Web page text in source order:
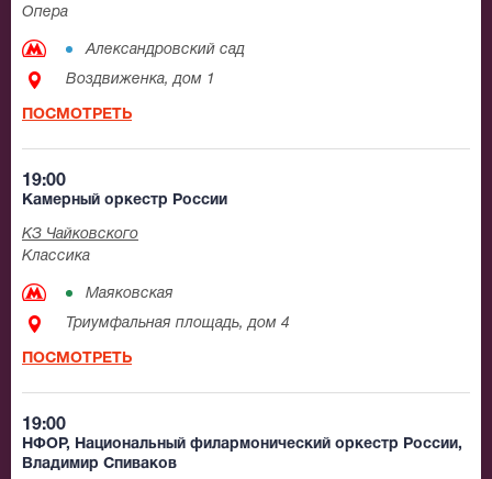
Опера
Александровский сад
Воздвиженка, дом 1
ПОСМОТРЕТЬ
19:00
Камерный оркестр России
КЗ Чайковского
Классика
Маяковская
Триумфальная площадь, дом 4
ПОСМОТРЕТЬ
19:00
НФОР, Национальный филармонический оркестр России,
Владимир Спиваков